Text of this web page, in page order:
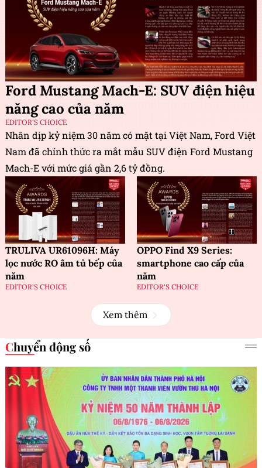
Ford Mustang Mach-E: SUV điện hiệu
năng cao của năm
EDITOR'S CHOICE
Nhân dịp kỷ niệm 30 năm có mặt tại Việt Nam, Ford Việt
Nam đã chính thức ra mắt mẫu SUV điện Ford Mustang
Mach-E với mức giá gần 2,6 tỷ đồng.
TRULIVA UR61096H: Máy
lọc nước RO âm tủ bếp của
năm
EDITOR'S CHOICE
OPPO Find X9 Series:
smartphone cao cấp của
năm
EDITOR'S CHOICE
Xem thêm
Chuyển động số